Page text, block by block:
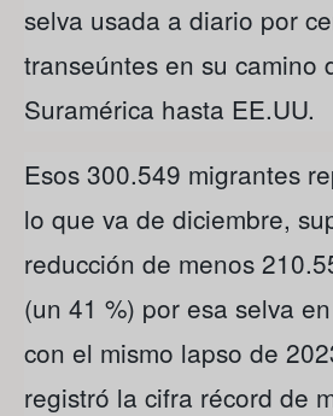
selva usada a diario por
transeúntes en su camino
Suramérica hasta EE.UU.
Esos 300.549 migrantes
lo que va de diciembre,
reducción de menos
(un 41 %) por esa selva
con el mismo lapso de
registró la cifra récord de